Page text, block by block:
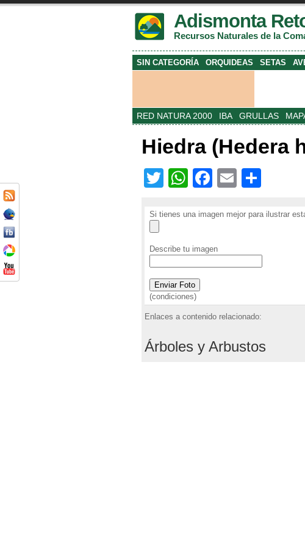
Adismonta
Recursos Naturales de la
SIN CATEGORÍA ORQUIDEAS SETAS
RED NATURA 2000 IBA GRULLAS
Hiedra (Hedera
T
itt
W
at
A
p
p
F
c
b
k
E
ai m
ar
Si tienes una imagen mejor para ilustrar
Describe tu imagen
(condiciones)
Enlaces a contenido relacionado:
Árboles y Arbustos